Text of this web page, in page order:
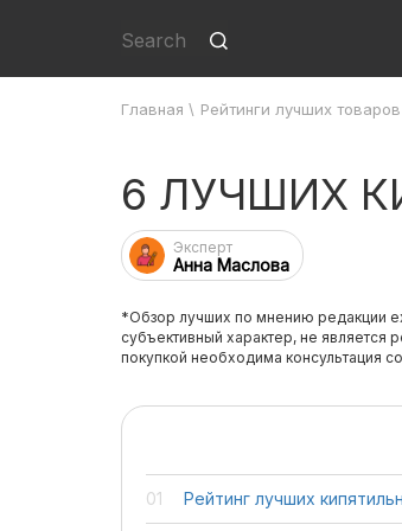
Главная \ Рейтинги лучших
6 ЛУЧШИХ
Эксперт
Анна Маслова
*Обзор лучших по мнению редакции
субъективный характер, не является
покупкой необходима консультация
Рейтинг лучших